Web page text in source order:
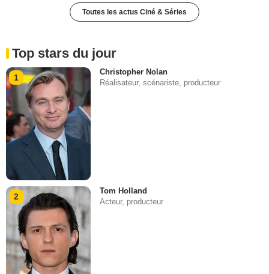
Toutes les actus Ciné & Séries
Top stars du jour
1
Christopher Nolan
Réalisateur, scénariste, producteur
2
Tom Holland
Acteur, producteur